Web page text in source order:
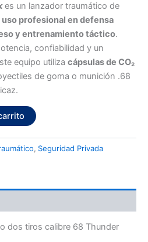
es un lanzador traumático de
profesional en defensa
y entrenamiento táctico.
confiabilidad y un
equipo utiliza cápsulas de CO₂
de goma o munición .68
, Seguridad Privada
dos tiros calibre 68 Thunder